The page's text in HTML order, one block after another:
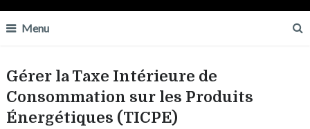
Menu
Gérer la Taxe Intérieure de
Consommation sur les Produits
Énergétiques (TICPE)